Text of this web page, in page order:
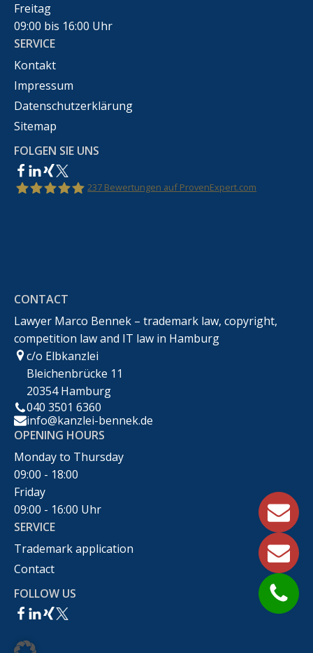
Freitag
09:00 bis 16:00 Uhr
SERVICE
Kontakt
Impressum
Datenschutzerklärung
Sitemap
FOLGEN SIE UNS
237 Bewertungen auf ProvenExpert.com
CONTACT
Lawyer Marco Bennek – trademark law, copyright,
competition law and IT law in Hamburg
c/o Elbkanzlei
Bleichenbrücke 11
20354 Hamburg
040 3501 6360
info@kanzlei-bennek.de
OPENING HOURS
Monday to Thursday
09:00 - 18:00
Friday
09:00 - 16:00 Uhr
SERVICE
Trademark application
Contact
FOLLOW US